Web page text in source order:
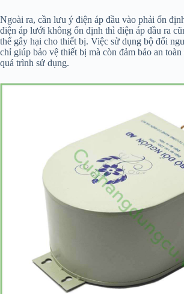
Ngoài ra, cần lưu ý điện áp đầu vào phải ổn
điện áp lưới không ổn định thì điện áp đầu ra
thể gây hại cho thiết bị. Việc sử dụng bộ đổi
chỉ giúp bảo vệ thiết bị mà còn đảm bảo an
quá trình sử dụng.